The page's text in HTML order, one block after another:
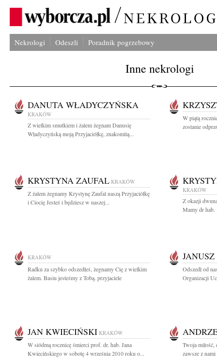
Nekrologi Odeszli Poradnik pogrzebowy
Inne nekrologi
DANUTA WŁADYCZYŃSKA
KRAKÓW
Z wielkim smutkiem i żalem żegnam Danusię
Władyczyńską moją Przyjaciółkę, znakomitą...
W piątą
zostanie
KRYSTYNA ZAUFAL KRAKÓW
Z żalem żegnamy Krystynę Zaufal naszą Przyjaciółkę
i Ciocię Jesteś i będziesz w naszej...
KRAKÓW
Z okazji
Mamy dr
KRAKÓW
Radku za szybko odszedłeś, żegnamy Cię z wielkim
żalem. Basiu jesteśmy z Tobą. przyjaciele
Odszedł od
Organizacji
JAN KWIECIŃSKI KRAKÓW
W siódmą rocznicę śmierci prof. dr. hab. Jana
Kwiecińskiego w sobotę 4 września 2010 roku o...
Twoja
zawsze z